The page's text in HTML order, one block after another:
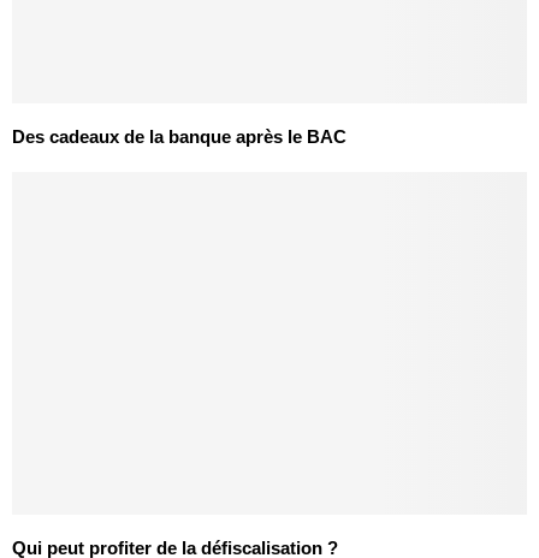
Des cadeaux de la banque après le BAC
Qui peut profiter de la défiscalisation ?